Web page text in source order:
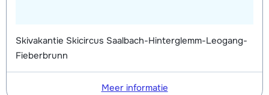
Skivakantie Skicircus Saalbach-Hinterglemm-Leogang-
Fieberbrunn
Meer informatie